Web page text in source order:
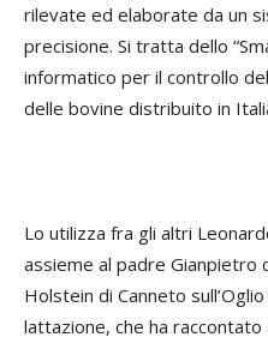
rilevate ed elaborate da un
precisione. Si tratta dello
informatico per il controllo
delle bovine distribuito in
Lo utilizza fra gli altri
assieme al padre Gianpietro
Holstein di Canneto
lattazione, che ha